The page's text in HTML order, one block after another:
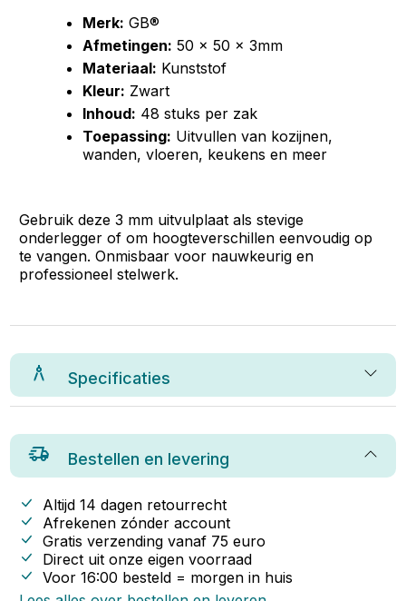
Merk: GB®
Afmetingen: 50 x 50 x 3mm
Materiaal: Kunststof
Kleur: Zwart
Inhoud: 48 stuks per zak
Toepassing: Uitvullen van kozijnen,
wanden, vloeren, keukens en meer
Gebruik deze 3 mm uitvulplaat als stevige
onderlegger of om hoogteverschillen eenvoudig op
te vangen. Onmisbaar voor nauwkeurig en
professioneel stelwerk.
Specificaties
Bestellen en levering
Altijd 14 dagen retourrecht
Afrekenen zónder account
Gratis verzending vanaf 75 euro
Direct uit onze eigen voorraad
Voor 16:00 besteld = morgen in huis